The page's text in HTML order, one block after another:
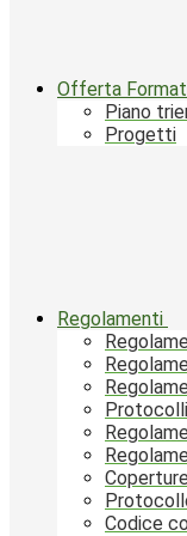
Offerta
Piano
Progetti
Regolamenti
Codice